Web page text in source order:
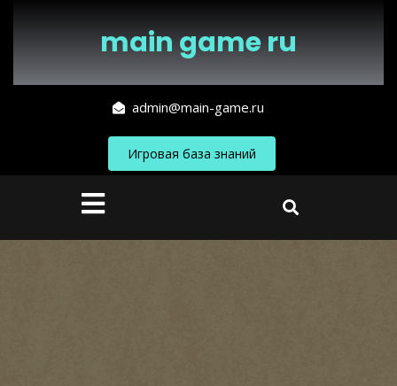
main game ru
admin@main-game.ru
Игровая база знаний
Кнопка
Открыть